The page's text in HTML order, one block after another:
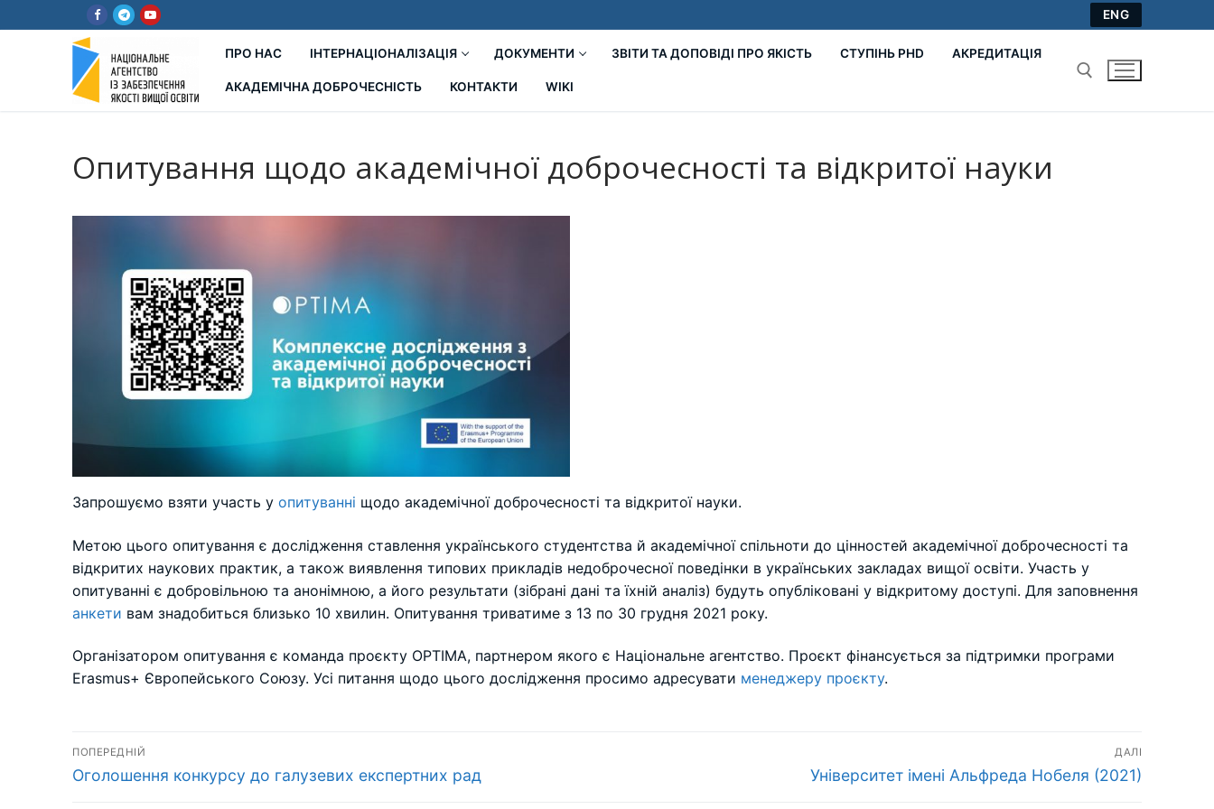
до
ENG
ПРО НАС ІНТЕРНАЦІОНАЛІЗАЦІЯ ДОКУМЕНТИ ЗВІТИ ТА ДОПОВІДІ ПРО ЯКІСТЬ СТУПІНЬ PHD АКРЕДИТАЦІЯ
АКАДЕМІЧНА ДОБРОЧЕСНІСТЬ КОНТАКТИ WIKI
Опитування щодо академічної доброчесності та відкритої науки
Запрошуємо взяти участь у опитуванні щодо академічної доброчесності та відкритої науки.
Метою цього опитування є дослідження ставлення українського студентства й академічної спільноти до цінностей академічної доброчесності та
відкритих наукових практик, а також виявлення типових прикладів недоброчесної поведінки в українських закладах вищої освіти. Участь у
опитуванні є добровільною та анонімною, а його результати (зібрані дані та їхній аналіз) будуть опубліковані у відкритому доступі. Для заповнення
анкети вам знадобиться близько 10 хвилин. Опитування триватиме з 13 по 30 грудня 2021 року.
Організатором опитування є команда проєкту OPTIMA, партнером якого є Національне агентство. Проєкт фінансується за підтримки програми
Erasmus+ Європейського Союзу. Усі питання щодо цього дослідження просимо адресувати менеджеру проєкту.
Навігація
записів
ПОПЕРЕДНІЙ
Попередній
Оголошення конкурсу до галузевих експертних рад
ДАЛІ
Наступний
Університет імені Альфреда Нобеля (2021)